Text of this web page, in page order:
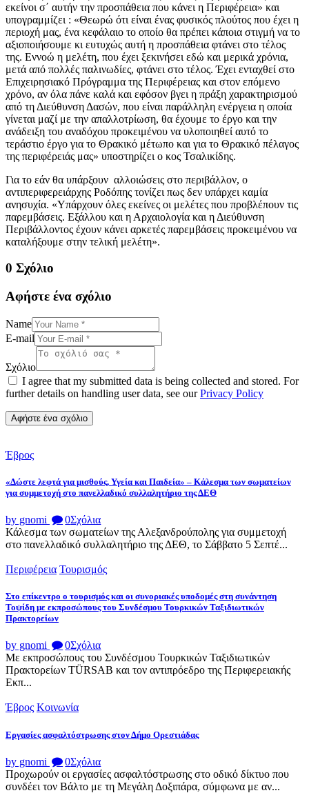
εκείνοι σ΄ αυτήν την προσπάθεια που κάνει η Περιφέρεια» και
υπογραμμίζει : «Θεωρώ ότι είναι ένας φυσικός πλούτος που έχει η
περιοχή μας, ένα κεφάλαιο το οποίο θα πρέπει κάποια στιγμή να το
αξιοποιήσουμε κι ευτυχώς αυτή η προσπάθεια φτάνει στο τέλος
της. Εννοώ η μελέτη, που έχει ξεκινήσει εδώ και μερικά χρόνια,
μετά από πολλές παλινωδίες, φτάνει στο τέλος. Έχει ενταχθεί στο
Επιχειρησιακό Πρόγραμμα της Περιφέρειας και στον επόμενο
χρόνο, αν όλα πάνε καλά και εφόσον βγει η πράξη χαρακτηρισμού
από τη Διεύθυνση Δασών, που είναι παράλληλη ενέργεια η οποία
γίνεται μαζί με την απαλλοτρίωση, θα έχουμε το έργο και την
ανάδειξη του αναδόχου προκειμένου να υλοποιηθεί αυτό το
τεράστιο έργο για το Θρακικό μέτωπο και για το Θρακικό πέλαγος
της περιφέρειάς μας» υποστηρίζει ο κος Τσαλικίδης.
Για το εάν θα υπάρξουν αλλοιώσεις στο περιβάλλον, ο
αντιπεριφερειάρχης Ροδόπης τονίζει πως δεν υπάρχει καμία
ανησυχία. «Υπάρχουν όλες εκείνες οι μελέτες που προβλέπουν τις
παρεμβάσεις. Εξάλλου και η Αρχαιολογία και η Διεύθυνση
Περιβάλλοντος έχουν κάνει αρκετές παρεμβάσεις προκειμένου να
καταλήξουμε στην τελική μελέτη».
0 Σχόλιο
Αφήστε ένα σχόλιο
Name
E-mail
Σχόλιο
I agree that my submitted data is being collected and stored. For
further details on handling user data, see ourPrivacy Policy
Έβρος
«Δώστε λεφτά για μισθούς, Υγεία και Παιδεία» – Κάλεσμα των σωματείων
για συμμετοχή στο πανελλαδικό συλλαλητήριο της ΔΕΘ
by gnomi 0Σχόλια
Κάλεσμα των σωματείων της Αλεξανδρούπολης για συμμετοχή
στο πανελλαδικό συλλαλητήριο της ΔΕΘ, το Σάββατο 5 Σεπτέ...
Περιφέρεια Τουρισμός
Στο επίκεντρο ο τουρισμός και οι συνοριακές υποδομές στη συνάντηση
Τοψίδη με εκπροσώπους του Συνδέσμου Τουρκικών Ταξιδιωτικών
Πρακτορείων
by gnomi 0Σχόλια
Με εκπροσώπους του Συνδέσμου Τουρκικών Ταξιδιωτικών
Πρακτορείων TÜRSAB και τον αντιπρόεδρο της Περιφερειακής
Εκπ...
Έβρος Κοινωνία
Εργασίες ασφαλτόστρωσης στον Δήμο Ορεστιάδας
by gnomi 0Σχόλια
Προχωρούν οι εργασίες ασφαλτόστρωσης στο οδικό δίκτυο που
συνδέει τον Βάλτο με τη Μεγάλη Δοξιπάρα, σύμφωνα με αν...